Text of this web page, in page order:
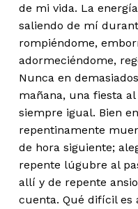
de mi vida. La
saliendo de mí
rompiéndome,
adormeciéndome,
Nunca en
mañana, una fiesta
siempre igual. Bien
repentinamente
de hora siguiente;
repente lúgubre al
allí y de repente
cuenta. Qué difícil